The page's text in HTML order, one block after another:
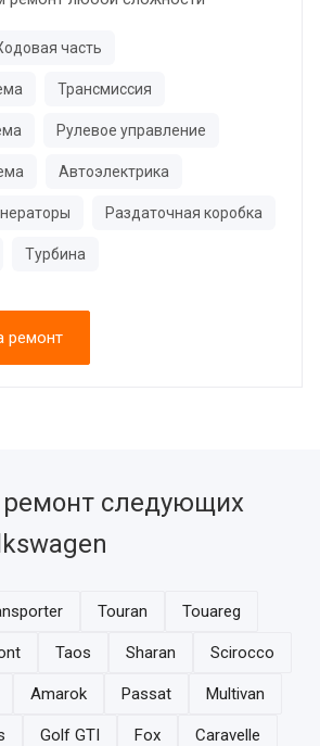
часть
Трансмиссия
Рулевое управление
Автоэлектрика
Раздаточная коробка
Турбина
ремонт
следующих
Touran Touareg
Taos Sharan Scirocco
Amarok Passat Multivan
Golf GTI Fox Caravelle